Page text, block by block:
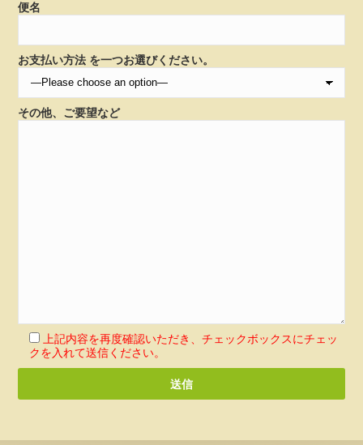
便名
お支払い方法 を一つお選びください。
その他、ご要望など
上記内容を再度確認いただき、チェックボックスにチェッ
クを入れて送信ください。